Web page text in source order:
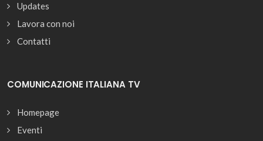
Updates
Lavora con noi
Contatti
COMUNICAZIONE ITALIANA TV
Homepage
Eventi